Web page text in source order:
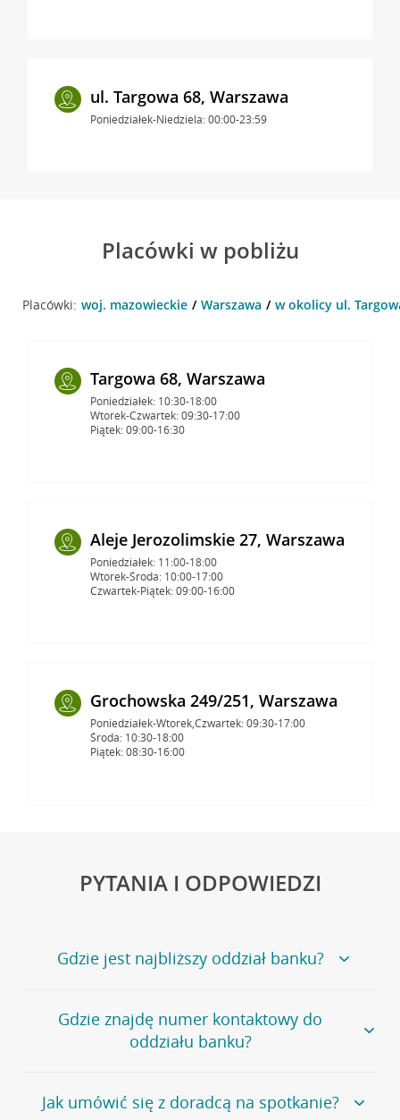
ul. Targowa 68, Warszawa
Poniedziałek-Niedziela: 00:00-23:59
Placówki w pobliżu
Placówki: woj. mazowieckie Warszawa w okolicy ul.
Targowa 68, Warszawa
Poniedziałek: 10:30-18:00
Wtorek-Czwartek: 09:30-17:00
Piątek: 09:00-16:30
Aleje Jerozolimskie 27, Warszawa
Poniedziałek: 11:00-18:00
Wtorek-Środa: 10:00-17:00
Czwartek-Piątek: 09:00-16:00
Grochowska 249/251, Warszawa
Poniedziałek-Wtorek,Czwartek: 09:30-17:00
Środa: 10:30-18:00
Piątek: 08:30-16:00
PYTANIA I ODPOWIEDZI
Gdzie jest najbliższy oddział banku?
Jeśli szukasz oddziału naszego banku, zapraszamy na
stronęPlacówki i bankomaty, na której znajduje się
wygodna wyszukiwarka.
oddziałów
Gdzie znajdę numer kontaktowy do
oddziału banku?
Bank Credit Agricole nie udostępnia ogólnego numeru
telefonu do placówki bankowej.
Jak umówić się z doradcą na spotkanie?